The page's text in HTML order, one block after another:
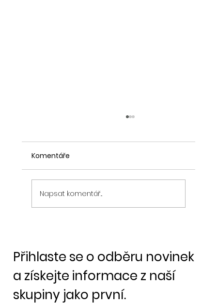
Komentáře
Napsat komentář...
Přihlaste se o odběru novinek
a získejte informace z naší
skupiny jako první.